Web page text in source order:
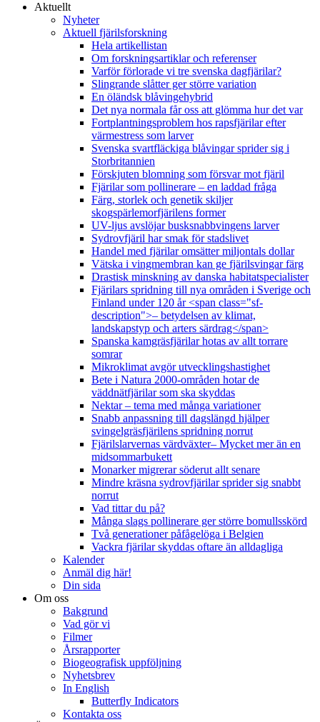
Aktuellt
Nyheter
Aktuell fjärilsforskning
Hela artikellistan
Om forskningsartiklar och referenser
Varför förlorade vi tre svenska dagfjärilar?
Slingrande slåtter ger större variation
En öländsk blåvingehybrid
Det nya normala får oss att glömma hur det var
Fortplantningsproblem hos rapsfjärilar efter
värmestress som larver
Svenska svartfläckiga blåvingar sprider sig i
Storbritannien
Förskjuten blomning som försvar mot fjäril
Fjärilar som pollinerare – en laddad fråga
Färg, storlek och genetik skiljer
skogspärlemorfjärilens former
UV-ljus avslöjar busksnabbvingens larver
Sydrovfjäril har smak för stadslivet
Handel med fjärilar omsätter miljontals dollar
Vätska i vingmembran kan ge fjärilsvingar färg
Drastisk minskning av danska habitatspecialister
Fjärilars spridning till nya områden i Sverige och
Finland under 120 år <span class="sf-
description">– betydelsen av klimat,
landskapstyp och arters särdrag</span>
Spanska kamgräsfjärilar hotas av allt torrare
somrar
Mikroklimat avgör utvecklingshastighet
Bete i Natura 2000-områden hotar de
väddnätfjärilar som ska skyddas
Nektar – tema med många variationer
Snabb anpassning till dagslängd hjälper
svingelgräsfjärilens spridning norrut
Fjärilslarvernas värdväxter– Mycket mer än en
midsommarbukett
Monarker migrerar söderut allt senare
Mindre kräsna sydrovfjärilar sprider sig snabbt
norrut
Vad tittar du på?
Många slags pollinerare ger större bomullsskörd
Två generationer påfågelöga i Belgien
Vackra fjärilar skyddas oftare än alldagliga
Kalender
Anmäl dig här!
Din sida
Om oss
Bakgrund
Vad gör vi
Filmer
Årsrapporter
Biogeografisk uppföljning
Nyhetsbrev
In English
Butterfly Indicators
Kontakta oss